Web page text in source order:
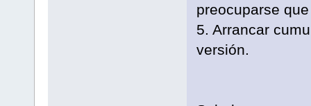
preocuparse
5. Arrancar
versión.